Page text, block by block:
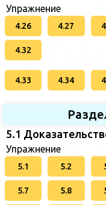
Упражнение
4.26 4.27
4.32
4.33 4.34
5.1
Упражнение
5.1 5.2
5.7 5.8